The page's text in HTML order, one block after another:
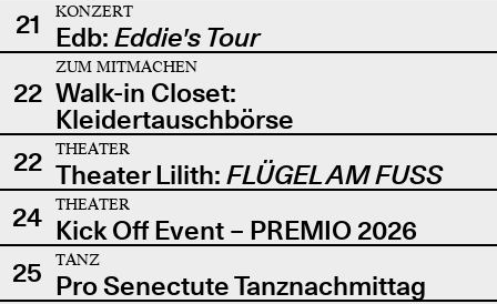
21
KONZERT
Edb: Eddie's Tour
22
ZUM MITMACHEN
Walk-in Closet:
Kleidertauschbörse
22
THEATER
Theater Lilith: FLÜGEL AM FUSS
24
THEATER
Kick Off Event – PREMIO 2026
25
TANZ
Pro Senectute Tanznachmittag